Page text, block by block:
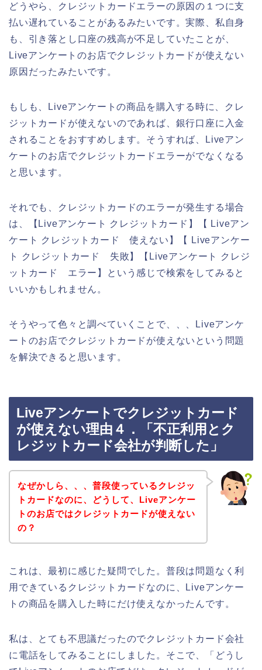
どうやら、クレジットカードエラーの原因の１つに支
払い遅れていることがあるみたいです。実際、私自身
も、引き落とし口座の残高が不足していたことが、
Liveアンケートのお店でクレジットカードが使えない
原因だったみたいです。
もしも、Liveアンケートの商品を購入する時に、クレ
ジットカードが使えないのであれば、銀行口座に入金
されることをおすすめします。そうすれば、Liveアン
ケートのお店でクレジットカードエラーがでなくなる
と思います。
それでも、クレジットカードのエラーが発生する場合
は、【Liveアンケート クレジットカード】【 Liveアン
ケート クレジットカード 使えない】【 Liveアンケー
ト クレジットカード 失敗】【Liveアンケート クレジ
ットカード エラー】という感じで検索をしてみると
いいかもしれません。
そうやって色々と調べていくことで、、、Liveアンケ
ートのお店でクレジットカードが使えないという問題
を解決できると思います。
Liveアンケートでクレジットカード
が使えない理由４．「不正利用とク
レジットカード会社が判断した」
なぜかしら、、、普段使っているクレジッ
トカードなのに、どうして、Liveアンケー
トのお店ではクレジットカードが使えない
の？
これは、最初に感じた疑問でした。普段は問題なく利
用できているクレジットカードなのに、Liveアンケー
トの商品を購入した時にだけ使えなかったんです。
私は、とても不思議だったのでクレジットカード会社
に電話をしてみることにしました。そこで、「どうし